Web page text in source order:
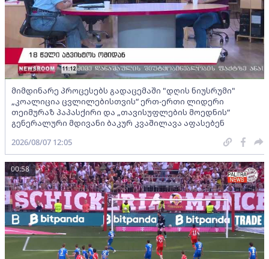
მიმდინარე პროცესებს გადაცემაში "დღის ნიუსრუმი"
„კოალიცია ცვლილებისთვის“ ერთ-ერთი ლიდერი
თეიმურაზ პაპასქირი და „თავისუფლების მოედნის“
გენერალური მდივანი ბაკურ კვაშილავა აფასებენ
2026/08/07 12:05
00:58